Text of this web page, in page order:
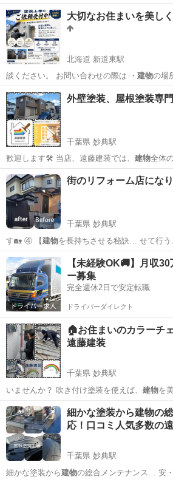
撤去 ・…
東京 吉祥寺駅 その他 life
大切なお住まいを美し
北海道 新道東駅
談ください。 お問い合わせの際は ・ 建物の場
ば） ・気にな…
北海道 札幌市 新道東駅 リフォーム
外壁塗装、屋根塗装
千葉県 妙典駅
歓迎します🛠️ 当店、遠藤建装では、 建物全体
的な補修や…
千葉 市川市 妙典駅 その他 外壁
街のリフォーム店に
千葉県 妙典駅
す🏡 ④ 【建物を長持ちさせる秘訣… せて行う
はグッと向…
千葉 市川市 妙典駅 その他 外壁
【未経験OK🚚】月収
ー募集
完全週休2日で安定転職
ドライバーダイレクト
🏠お住まいのカラーチ
遠藤建装
千葉県 妙典駅
いませんか？ 吹き付け塗装を使えば、 建物を美
付け塗装の…
千葉 市川市 妙典駅 設計事務所
細かな塗装から建物の
応！口コミ人気多数の
千葉県 妙典駅
細かな塗装から建物の総合メンテナンス… 安